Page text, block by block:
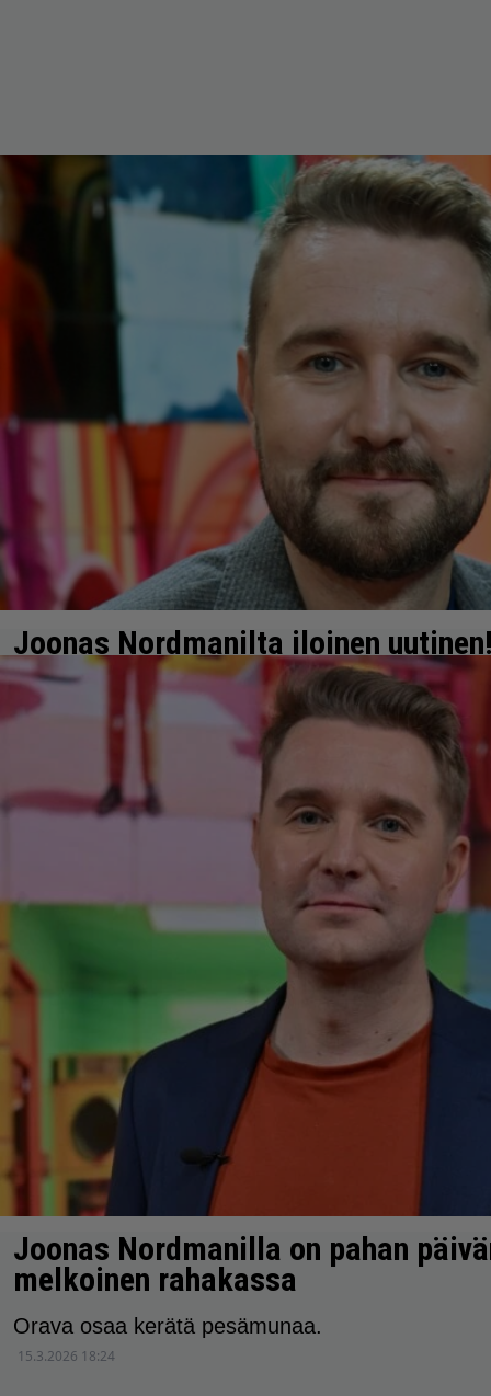
Joonas Nordmanilta iloinen
Joonas on ollut tärkeän tehtävän parissa.
27.3.2026 09:11
Joonas Nordmanilla on pahan
melkoinen rahakassa
Orava osaa kerätä pesämunaa.
15.3.2026 18:24